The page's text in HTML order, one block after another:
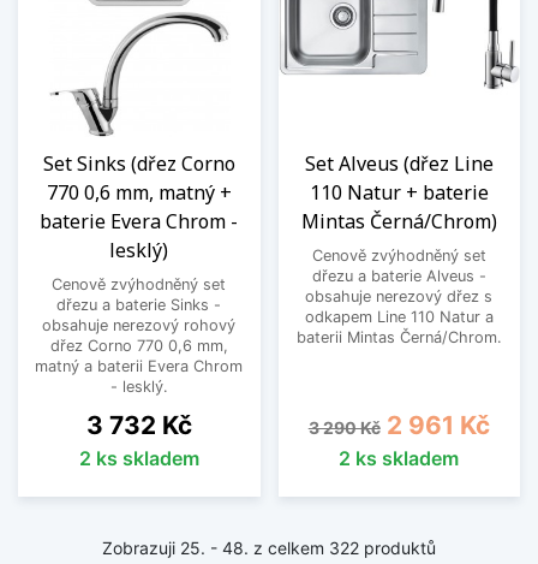
Set Sinks (dřez Corno
770 0,6 mm, matný +
baterie Evera Chrom -
lesklý)
Cenově zvýhodněný set
dřezu a baterie Sinks -
obsahuje nerezový rohový
dřez Corno 770 0,6 mm,
matný a baterii Evera Chrom
- lesklý.
Cena
3 732 Kč
2 ks skladem
Set Alveus (dřez Line
110 Natur + baterie
Mintas Černá/Chrom)
Cenově zvýhodněný set
dřezu a baterie Alveus -
obsahuje nerezový dřez s
odkapem Line 110 Natur a
baterii Mintas Černá/Chrom.
Běžná cena
3 290 Kč Cena
2 961 Kč
2 ks skladem
Zobrazuji 25. - 48. z celkem 322 produktů